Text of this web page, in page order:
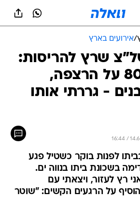
/אירועים בארץ
שרץ להריסות:
"ראיתי בן 80 על הרצפה,
- גררתי אותו
לפנות בוקר כשטיל פגע
בשכונת ביתו בנווה ים.
רץ לעזור, ויצאתי עם
על הרגעים הקשים: "שוטר